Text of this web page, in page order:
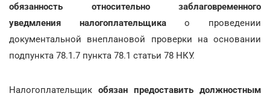
обязанность относительно заблаговременного
уведмления налогоплательщикао проведении
документальной внеплановой проверки на основании
подпункта 78.1.7 пункта 78.1 статьи 78 НКУ.
Налогоплательщик обязан предоставить должностным